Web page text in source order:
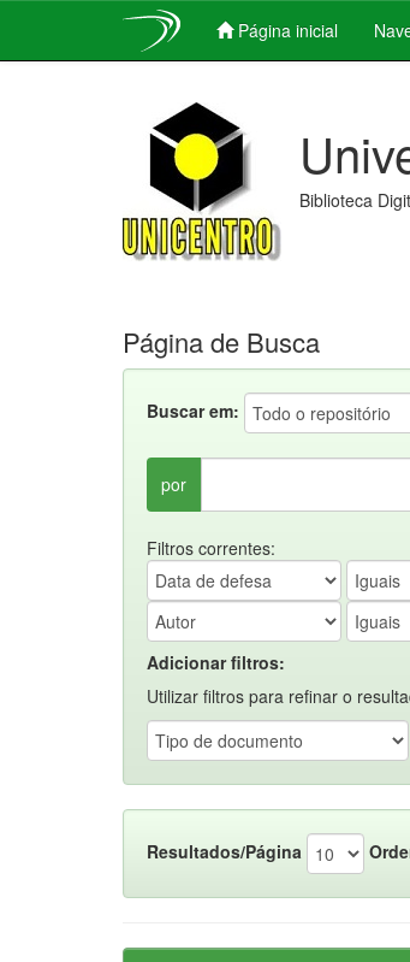
Página inicial
Biblioteca
Página de Busca
Buscar em:
por
Filtros correntes:
Adicionar filtros:
Utilizar filtros para refinar o
Resultados/Página